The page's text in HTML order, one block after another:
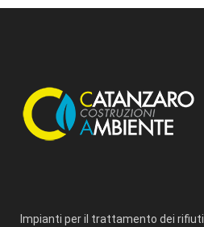
Impianti per il trattamento dei rifiuti